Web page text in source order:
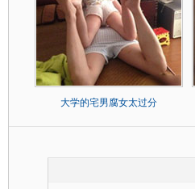
大学的宅男腐女太过分